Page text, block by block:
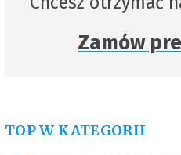
Zamów
TOP W KATEGORII